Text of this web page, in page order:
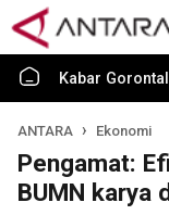
Kabar
ANTARA Ekonomi
Pengamat:
BUMN karya